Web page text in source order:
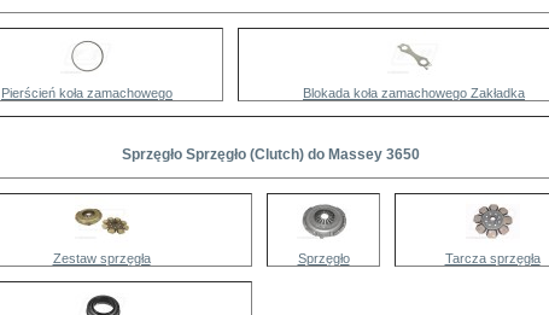
Pierścień koła zamachowego Blokada koła zamachowego Zakładka
Sprzęgło Sprzęgło (Clutch) do Massey 3650
Zestaw sprzęgła Sprzęgło Tarcza sprzęgła